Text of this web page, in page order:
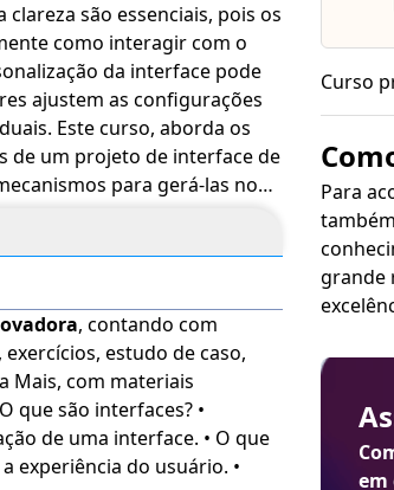
são essenciais, pois os
como interagir com o
Além disso, a personalização da interface pode
ajustem as configurações
os
de um projeto de interface de
para gerá-las no
como elas influenciam
e estudantes da
Este curso dispõe dos
aumento de fonte e
(Libras). Para ativar
tela na parte superior e
curso ficará disponível por
, contando com
estudo de caso,
Mais, com materiais
de uma interface. • O que
experiência do usuário. •
Curso
Para
grande
em